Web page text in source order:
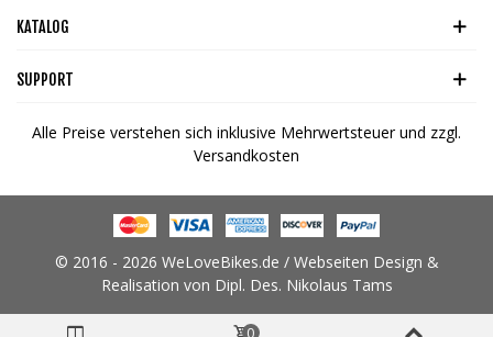
KATALOG
SUPPORT
Alle Preise verstehen sich inklusive Mehrwertsteuer und zzgl.
Versandkosten
© 2016 - 2026 WeLoveBikes.de / Webseiten Design &
Realisation von Dipl. Des. Nikolaus Tams
0